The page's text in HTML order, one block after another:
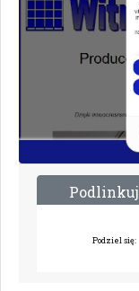
Podlinkuj
Podziel się: